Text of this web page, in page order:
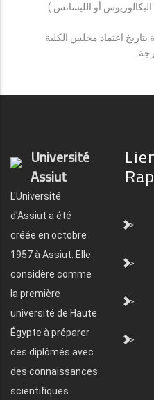
( البكالوريوس أو الليسانس )
بتاريخ اعتماد مجلس الكلية
Université
Assiut
L'Université
d'Assiut a été
créée en octobre
1957 à Assiut. Elle
considère comme
la première
université de Haute
Égypte à préparer
des diplômés avec
des connaissances
scientifiques.
">
">
">
">